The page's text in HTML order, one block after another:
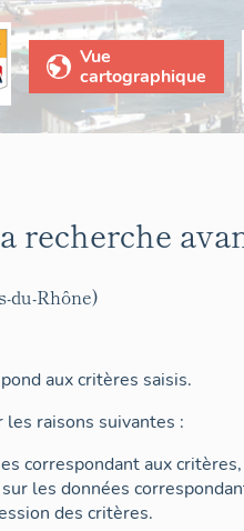
Vue
cartographique
recherche
du-Rhône)
aux critères saisis.
raisons suivantes :
correspondant aux critères,
les données
des critères.